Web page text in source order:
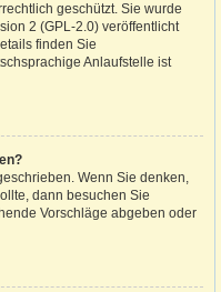
geschützt. Sie wurde
2 (GPL-2.0) veröffentlicht
finden Sie
Anlaufstelle ist
Wenn Sie denken,
dann besuchen Sie
Vorschläge abgeben oder